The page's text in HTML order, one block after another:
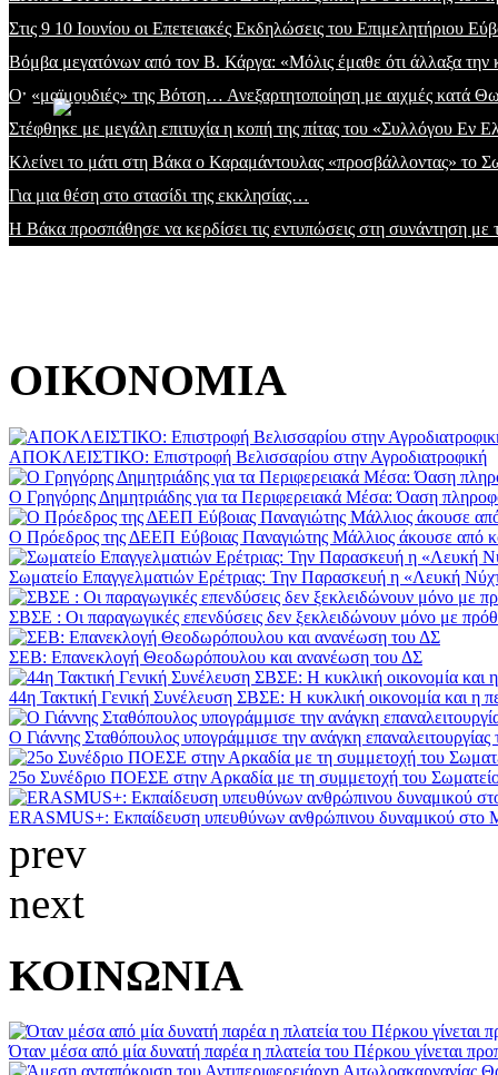
Στις 9 10 Ιουνίου οι Επετειακές Εκδηλώσεις του Επιμελητήριου
Βόμβα μεγατόνων από τον Β. Κάργα: «Μόλις έμαθε ότι άλλαξα
Οι «μαϊμουδιές» της Βότση… Ανεξαρτητοποίηση με αιχμές
Στέφθηκε με μεγάλη επιτυχία η κοπή της πίτας του «Συλλόγου Εν
Κλείνει το μάτι στη Βάκα ο Καραμάντουλας «προσβάλλοντας» το
Για μια θέση στο στασίδι της εκκλησίας…
Η Βάκα προσπάθησε να κερδίσει τις εντυπώσεις στη συνάντηση
ΟΙΚΟΝΟΜΙΑ
ΑΠΟΚΛΕΙΣΤΙΚΟ: Επιστροφή Βελισσαρίου στην Αγροδιατροφική
Ο Γρηγόρης Δημητριάδης για τα Περιφερειακά Μέσα: Όαση
Ο Πρόεδρος της ΔΕΕΠ Εύβοιας Παναγιώτης Μάλλιος άκουσε από
Σωματείο Επαγγελματιών Ερέτριας: Την Παρασκευή η «Λευκή
ΣΒΣΕ : Οι παραγωγικές επενδύσεις δεν ξεκλειδώνουν μόνο με
ΣΕΒ: Επανεκλογή Θεοδωρόπουλου και ανανέωση του ΔΣ
44η Τακτική Γενική Συνέλευση ΣΒΣΕ: Η κυκλική οικονομία και η
O Γιάννης Σταθόπουλος υπογράμμισε την ανάγκη
25ο Συνέδριο ΠΟΕΣΕ στην Αρκαδία με τη συμμετοχή του
ERASMUS+: Εκπαίδευση υπευθύνων ανθρώπινου δυναμικού στο
prev
next
ΚΟΙΝΩΝΙΑ
Όταν μέσα από μία δυνατή παρέα η πλατεία του Πέρκου γίνεται